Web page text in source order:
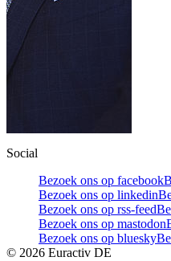
Social
Bezoek ons op facebook
Bezoek ons op linkedin
Bezoek ons op rss-feed
Bezoek ons op mastodon
Bezoek ons op bluesky
© 2026 Euractiv DE